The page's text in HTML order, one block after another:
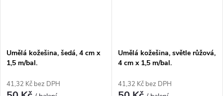
Umělá kožešina, šedá, 4 cm x
1,5 m/bal.
41,32 Kč bez DPH
Umělá kožešina, světle růžová,
4 cm x 1,5 m/bal.
41,32 Kč bez DPH